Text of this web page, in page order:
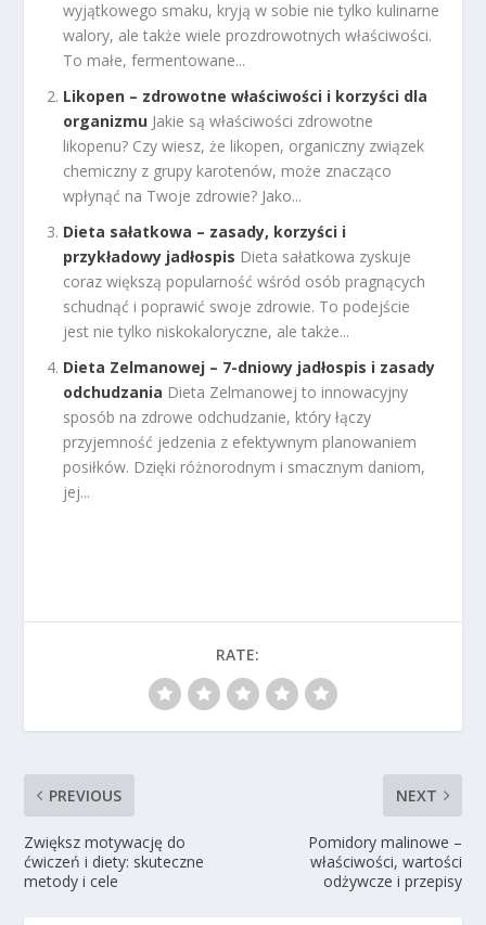
wyjątkowego smaku, kryją w sobie nie tylko kulinarne
walory, ale także wiele prozdrowotnych właściwości.
To małe, fermentowane...
Likopen – zdrowotne właściwości i korzyści dla
organizmu Jakie są właściwości zdrowotne
likopenu? Czy wiesz, że likopen, organiczny związek
chemiczny z grupy karotenów, może znacząco
wpłynąć na Twoje zdrowie? Jako...
Dieta sałatkowa – zasady, korzyści i
przykładowy jadłospis Dieta sałatkowa zyskuje
coraz większą popularność wśród osób pragnących
schudnąć i poprawić swoje zdrowie. To podejście
jest nie tylko niskokaloryczne, ale także...
Dieta Zelmanowej – 7-dniowy jadłospis i zasady
odchudzania Dieta Zelmanowej to innowacyjny
sposób na zdrowe odchudzanie, który łączy
przyjemność jedzenia z efektywnym planowaniem
posiłków. Dzięki różnorodnym i smacznym daniom,
jej...
RATE:
PREVIOUS
Zwiększ motywację do
ćwiczeń i diety: skuteczne
metody i cele
NEXT
Pomidory malinowe –
właściwości, wartości
odżywcze i przepisy